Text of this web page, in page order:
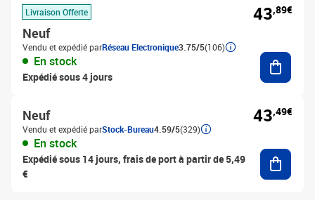
Livraison Offerte
Neuf
Vendu et expédié parRéseau Electronique3.75/5(106)
En stock
Expédié sous 4 jours
43,89€
Neuf
Vendu et expédié parStock-Bureau4.59/5(329)
En stock
Expédié sous 14 jours, frais de port à partir de 5,49
€
43,49€